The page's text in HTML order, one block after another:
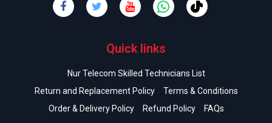
Quick links
Nur Telecom Skilled Technicians List
Return and Replacement Policy
Terms & Conditions
Order & Delivery Policy
Refund Policy FAQs